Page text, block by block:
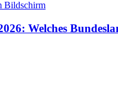
Welches